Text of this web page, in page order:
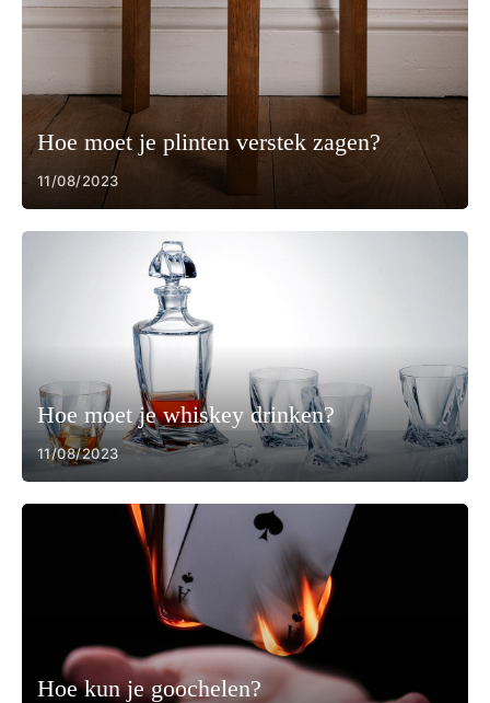
Hoe moet je plinten verstek zagen?
11/08/2023
Hoe moet je whiskey drinken?
11/08/2023
Hoe kun je goochelen?